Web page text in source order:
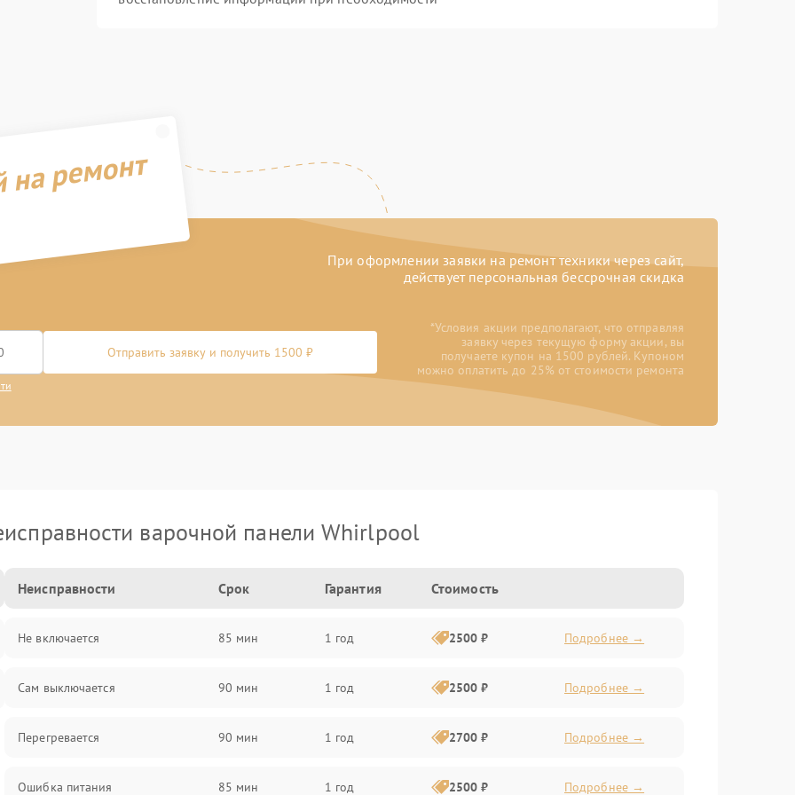
ремонт
При оформлении заявки на ремонт техники через сайт,
действует персональная бессрочная скидка
Отправить заявку и получить 1500 ₽
*Условия акции предполагают, что отправляя
заявку через текущую форму акции, вы
получаете купон на 1500 рублей. Купоном
можно оплатить до 25% от стоимости ремонта
варочной панели Whirlpool
Неисправности Срок Гарантия Стоимость
Не включается 85 мин 1 год 2500 ₽ Подробнее →
Сам выключается 90 мин 1 год 2500 ₽ Подробнее →
Перегревается 90 мин 1 год 2700 ₽ Подробнее →
Ошибка питания 85 мин 1 год 2500 ₽ Подробнее →